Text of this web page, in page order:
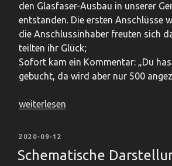
den Glasfaser-Ausbau in unserer
entstanden. Die ersten Anschlüsse
die Anschlussinhaber freuten sich
teilten ihr Glück;
Sofort kam ein Kommentar: „Du
gebucht, da wird aber nur 500
„Zu
Bandbreite
der
weiterlesen
VERÖFFENTLICHT
AM
2020-09-12
Schematische